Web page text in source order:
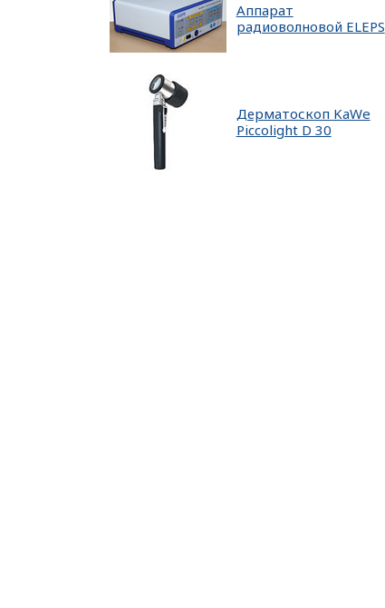
Аппарат
радиоволновой ELEPS
Дерматоскоп KaWe
Piccolight D 30